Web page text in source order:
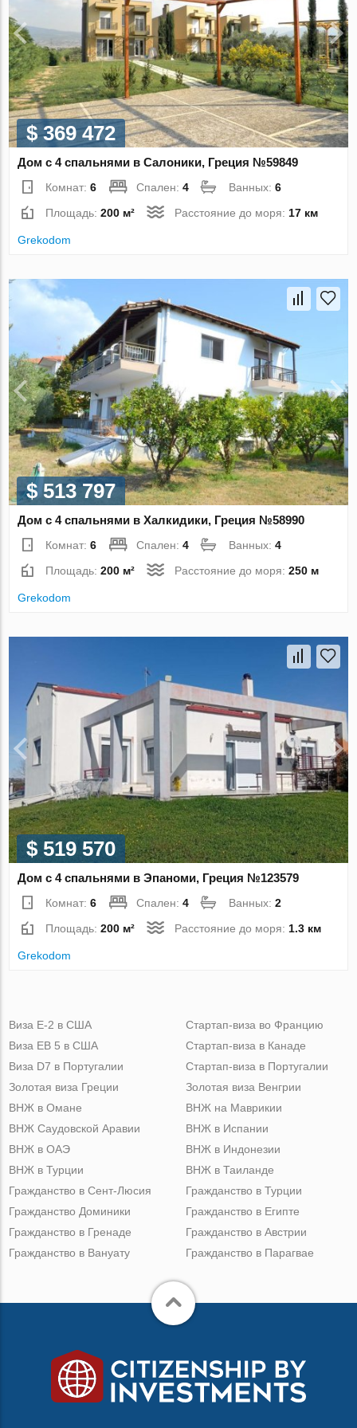
$ 369 472
Дом с 4 спальнями в Салоники, Греция №59849
Комнат:6 Спален:4 Ванных:6
Площадь:200 м² Расстояние до моря: 17 км
Grekodom
$ 513 797
Дом с 4 спальнями в Халкидики, Греция №58990
Комнат:6 Спален:4 Ванных:4
Площадь:200 м² Расстояние до моря:250 м
Grekodom
$ 519 570
Дом с 4 спальнями в Эпаноми, Греция №123579
Комнат:6 Спален:4 Ванных:2
Площадь:200 м² Расстояние до моря: 1.3 км
Grekodom
Виза Е-2 в США
Виза ЕВ 5 в США
Виза D7 в Португалии
Золотая виза Греции
Стартап-виза во Францию
Стартап-виза в Канаде
Стартап-виза в Португалии
Золотая виза Венгрии
ВНЖ в Омане
ВНЖ Саудовской Аравии
ВНЖ в ОАЭ
ВНЖ в Турции
ВНЖ на Маврикии
ВНЖ в Испании
ВНЖ в Индонезии
ВНЖ в Таиланде
Гражданство в Сент-Люсия
Гражданство Доминики
Гражданство в Гренаде
Гражданство в Вануату
Гражданство в Турции
Гражданство в Египте
Гражданство в Австрии
Гражданство в Парагвае